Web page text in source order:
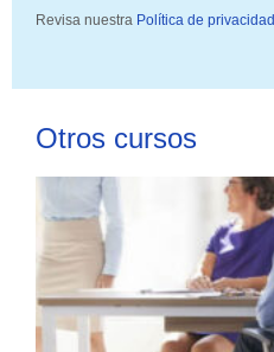
Revisa nuestra Política de privacidad
Otros cursos